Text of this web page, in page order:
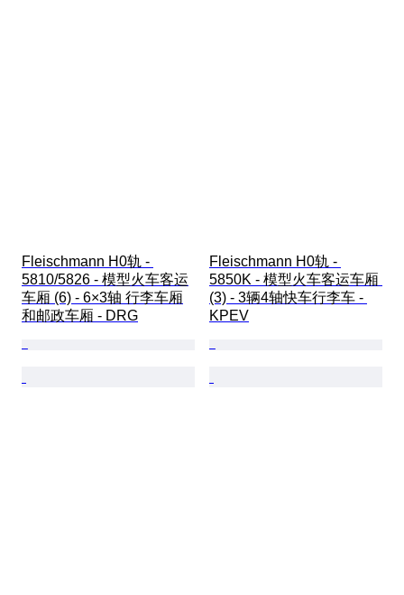
Fleischmann H0轨 -
5810/5826 - 模型火车客运
车厢 (6) - 6×3轴 行李车厢
和邮政车厢 - DRG
Fleischmann H0轨 -
5850K - 模型火车客运车厢
(3) - 3辆4轴快车行李车 -
KPEV